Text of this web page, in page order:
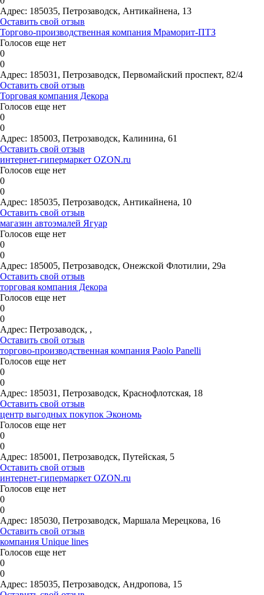
Адрес: 185035, Петрозаводск, Антикайнена, 13
Оставить свой отзыв
Торгово-производственная компания Мраморит-ПТЗ
Голосов еще нет
0
0
Адрес: 185031, Петрозаводск, Первомайский проспект, 82/4
Оставить свой отзыв
Торговая компания Декора
Голосов еще нет
0
0
Адрес: 185003, Петрозаводск, Калинина, 61
Оставить свой отзыв
интернет-гипермаркет OZON.ru
Голосов еще нет
0
0
Адрес: 185035, Петрозаводск, Антикайнена, 10
Оставить свой отзыв
магазин автоэмалей Ягуар
Голосов еще нет
0
0
Адрес: 185005, Петрозаводск, Онежской Флотилии, 29а
Оставить свой отзыв
торговая компания Декора
Голосов еще нет
0
0
Адрес: Петрозаводск, ,
Оставить свой отзыв
торгово-производственная компания Paolo Panelli
Голосов еще нет
0
0
Адрес: 185031, Петрозаводск, Краснофлотская, 18
Оставить свой отзыв
центр выгодных покупок Экономь
Голосов еще нет
0
0
Адрес: 185001, Петрозаводск, Путейская, 5
Оставить свой отзыв
интернет-гипермаркет OZON.ru
Голосов еще нет
0
0
Адрес: 185030, Петрозаводск, Маршала Мерецкова, 16
Оставить свой отзыв
компания Unique lines
Голосов еще нет
0
0
Адрес: 185035, Петрозаводск, Андропова, 15